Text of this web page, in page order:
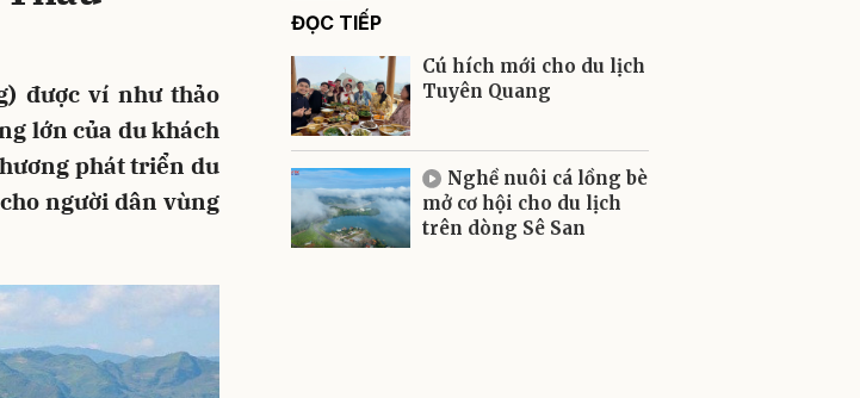
được ví như thảo
lớn của du khách
phát triển du
người dân vùng
ĐỌC TIẾP
Cú hích mới cho du lịch
Tuyên Quang
Nghề nuôi cá lồng bè
mở cơ hội cho du lịch
trên dòng Sê San
Hủy Gửi